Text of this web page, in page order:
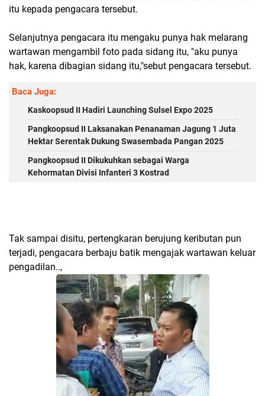
itu kepada pengacara tersebut.
Selanjutnya pengacara itu mengaku punya hak melarang
wartawan mengambil foto pada sidang itu, "aku punya
hak, karena dibagian sidang itu,"sebut pengacara tersebut.
Baca Juga:
Kaskoopsud II Hadiri Launching Sulsel Expo 2025
Pangkoopsud II Laksanakan Penanaman Jagung 1 Juta
Hektar Serentak Dukung Swasembada Pangan 2025
Pangkoopsud II Dikukuhkan sebagai Warga
Kehormatan Divisi Infanteri 3 Kostrad
Tak sampai disitu, pertengkaran berujung keributan pun
terjadi, pengacara berbaju batik mengajak wartawan keluar
pengadilan..,